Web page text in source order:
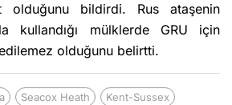
olduğunu bildirdi. Rus ataşenin
kullandığı mülklerde GRU için
edilemez olduğunu belirtti.
Seacox Heath
Kent-Sussex